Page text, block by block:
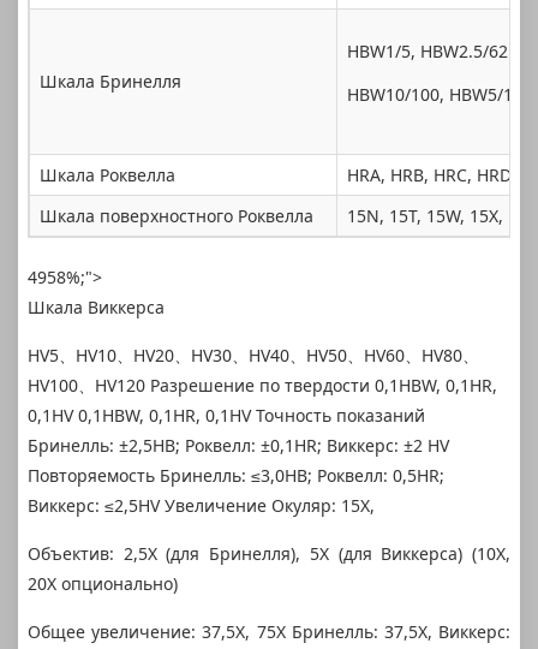
Шкала Бринелля
HBW1/5, HBW2.5/62.5,
HBW10/100, HBW5/
Шкала Роквелла
HRA, HRB, HRC, HRD,
Шкала поверхностного Роквелла
15N, 15T, 15W, 15X,
4958%;">
Шкала Виккерса
HV5、HV10、HV20、HV30、HV40、HV50、HV60、HV80、
HV100、HV120 Разрешение по твердости 0,1HBW, 0,1HR,
0,1HV 0,1HBW, 0,1HR, 0,1HV Точность показаний
Бринелль: ±2,5HB; Роквелл: ±0,1HR; Виккерс: ±2 HV
Повторяемость Бринелль: ≤3,0HB; Роквелл: 0,5HR;
Виккерс: ≤2,5HV Увеличение Окуляр: 15X,
Объектив: 2,5X (для Бринелля), 5X (для Виккерса) (10X,
20X опционально)
Общее увеличение: 37,5X, 75X Бринелль: 37,5X, Виккерс: